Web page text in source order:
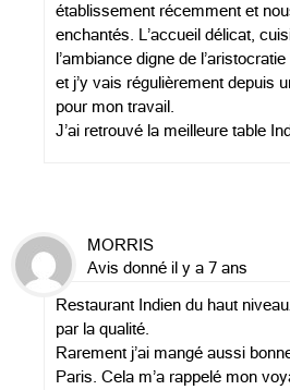
établissement récemment et
enchantés. L’accueil délicat,
l’ambiance digne de
et j’y vais régulièrement depuis
pour mon travail.
J’ai retrouvé la meilleure table
MORRIS
Avis donné il y a 7 ans
Restaurant Indien du haut
par la qualité.
Rarement j’ai mangé aussi
Paris. Cela m’a rappelé mon